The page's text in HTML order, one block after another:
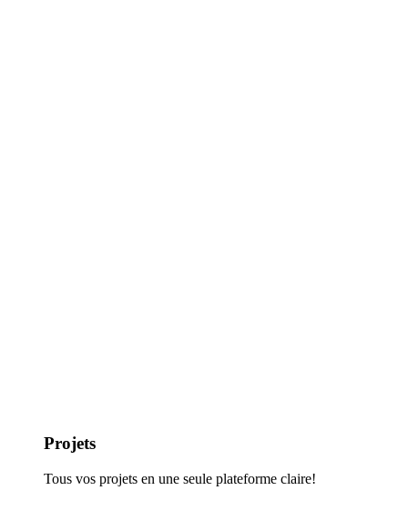
Projets
Tous vos projets en une seule plateforme claire!